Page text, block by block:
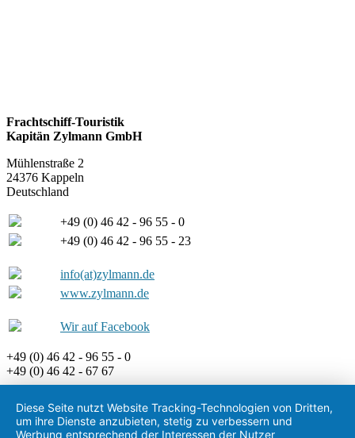
Frachtschiff-Touristik
Kapitän Zylmann GmbH
Mühlenstraße 2
24376 Kappeln
Deutschland
+49 (0) 46 42 - 96 55 - 0
+49 (0) 46 42 - 96 55 - 23
info(at)zylmann.de
www.zylmann.de
Wir auf Facebook
+49 (0) 46 42 - 96 55 - 0
+49 (0) 46 42 - 67 67
Diese Seite nutzt Website Tracking-Technologien von Dritten,
um ihre Dienste anzubieten, stetig zu verbessern und
Werbung entsprechend der Interessen der Nutzer